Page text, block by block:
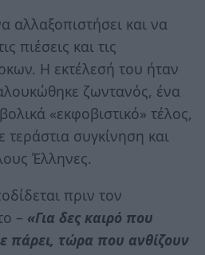
αλλαξοπιστήσει και να
πιέσεις και τις
Η εκτέλεσή του ήταν
ζωντανός, ένα
«εκφοβιστικό» τέλος,
συγκίνηση και
Έλληνες.
πριν τον
– «Για δες καιρό που
πάρει, τώρα που ανθίζουν